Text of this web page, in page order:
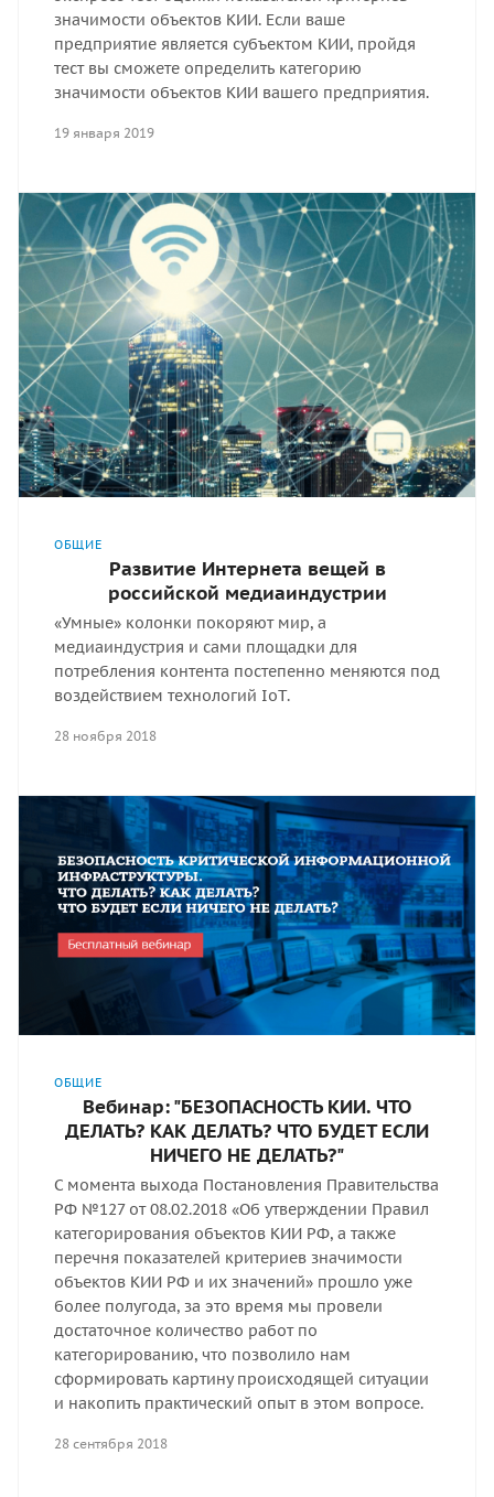
значимости объектов КИИ. Если ваше
предприятие является субъектом КИИ, пройдя
тест вы сможете определить категорию
значимости объектов КИИ вашего предприятия.
19 января 2019
ОБЩИЕ
Развитие Интернета вещей в
российской медиаиндустрии
«Умные» колонки покоряют мир, а
медиаиндустрия и сами площадки для
потребления контента постепенно меняются под
воздействием технологий IoT.
28 ноября 2018
ОБЩИЕ
Вебинар: "БЕЗОПАСНОСТЬ КИИ. ЧТО
ДЕЛАТЬ? КАК ДЕЛАТЬ? ЧТО БУДЕТ ЕСЛИ
НИЧЕГО НЕ ДЕЛАТЬ?"
С момента выхода Постановления Правительства
РФ №127 от 08.02.2018 «Об утверждении Правил
категорирования объектов КИИ РФ, а также
перечня показателей критериев значимости
объектов КИИ РФ и их значений» прошло уже
более полугода, за это время мы провели
достаточное количество работ по
категорированию, что позволило нам
сформировать картину происходящей ситуации
и накопить практический опыт в этом вопросе.
28 сентября 2018